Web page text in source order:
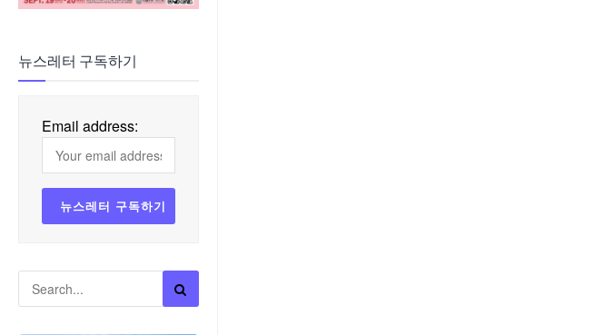
뉴스레터 구독하기
Email address: